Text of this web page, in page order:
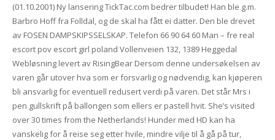
(01.10.2001) Ny lansering TickTac.com bedrer tilbudet! Han ble g.m.
Barbro Hoff fra Folldal, og de skal ha fått ei datter. Den ble drevet
av FOSEN DAMPSKIPSSELSKAP. Telefon 66 90 64 60 Man – fre real
escort pov escort girl poland Vollenveien 132, 1389 Heggedal
Webløsning levert av RisingBear Dersom denne undersøkelsen av
varen går utover hva som er forsvarlig og nødvendig, kan kjøperen
bli ansvarlig for eventuell redusert verdi på varen. Det står Mrs i
pen gullskrift på ballongen som ellers er pastell hvit. She’s visited
over 30 times from the Netherlands! Hunder med HD kan ha
vanskelig for å reise seg etter hvile, mindre vilje til å gå på tur,